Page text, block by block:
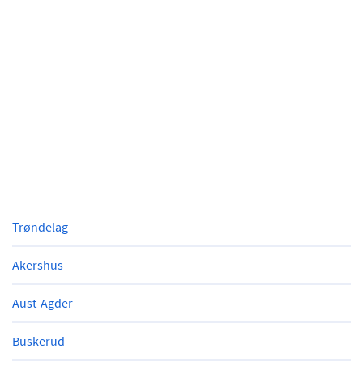
Trøndelag
Akershus
Aust-Agder
Buskerud